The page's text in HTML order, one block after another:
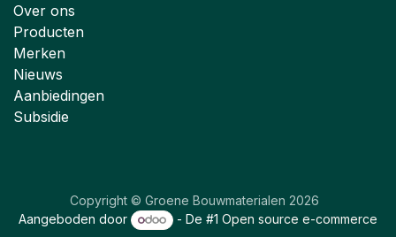
Over ons
Producten
Merken
Nieuws
Aanbiedingen
Subsidie
Copyright © Groene Bouwmaterialen 2026
Aangeboden door
- De #1Open source e-commerce